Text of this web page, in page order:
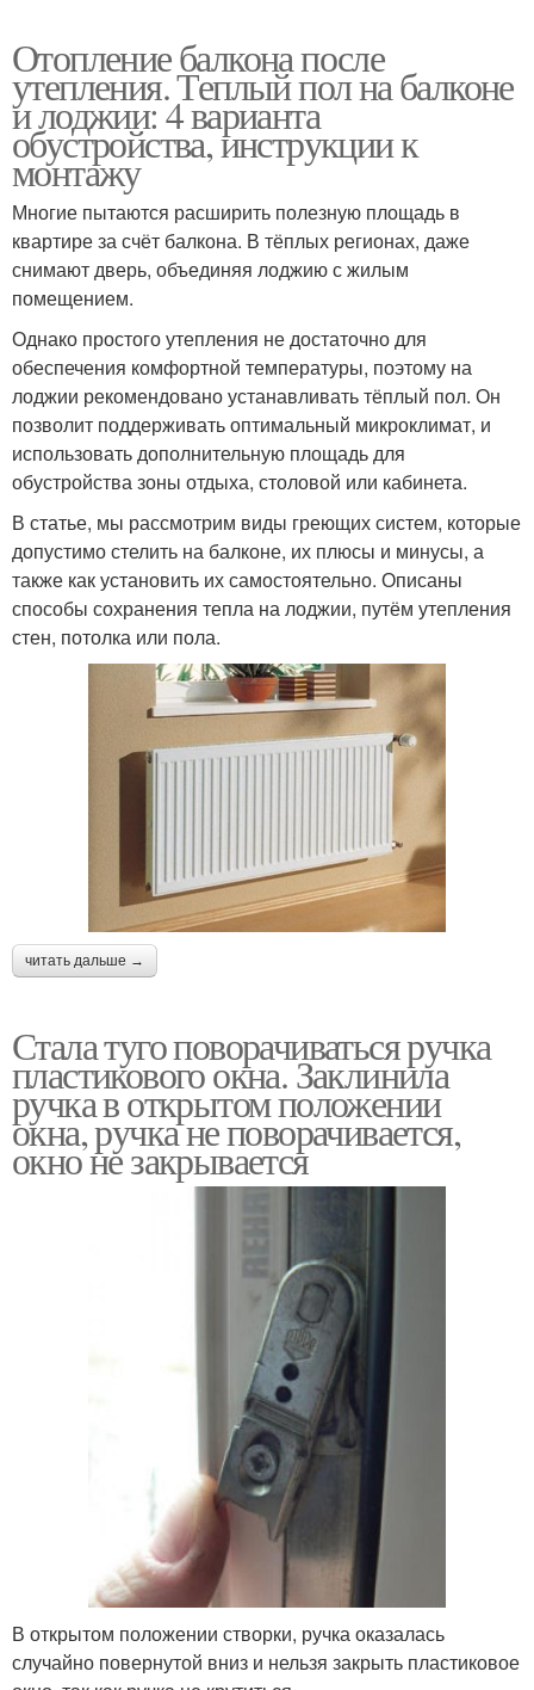
Отопление балкона после
утепления. Теплый пол на балконе
и лоджии: 4 варианта
обустройства, инструкции к
монтажу
Многие пытаются расширить полезную площадь в
квартире за счёт балкона. В тёплых регионах, даже
снимают дверь, объединяя лоджию с жилым
помещением.
Однако простого утепления не достаточно для
обеспечения комфортной температуры, поэтому на
лоджии рекомендовано устанавливать тёплый пол. Он
позволит поддерживать оптимальный микроклимат, и
использовать дополнительную площадь для
обустройства зоны отдыха, столовой или кабинета.
В статье, мы рассмотрим виды греющих систем, которые
допустимо стелить на балконе, их плюсы и минусы, а
также как установить их самостоятельно. Описаны
способы сохранения тепла на лоджии, путём утепления
стен, потолка или пола.
читать дальше →
Стала туго поворачиваться ручка
пластикового окна. Заклинила
ручка в открытом положении
окна, ручка не поворачивается,
окно не закрывается
В открытом положении створки, ручка оказалась
случайно повернутой вниз и нельзя закрыть пластиковое